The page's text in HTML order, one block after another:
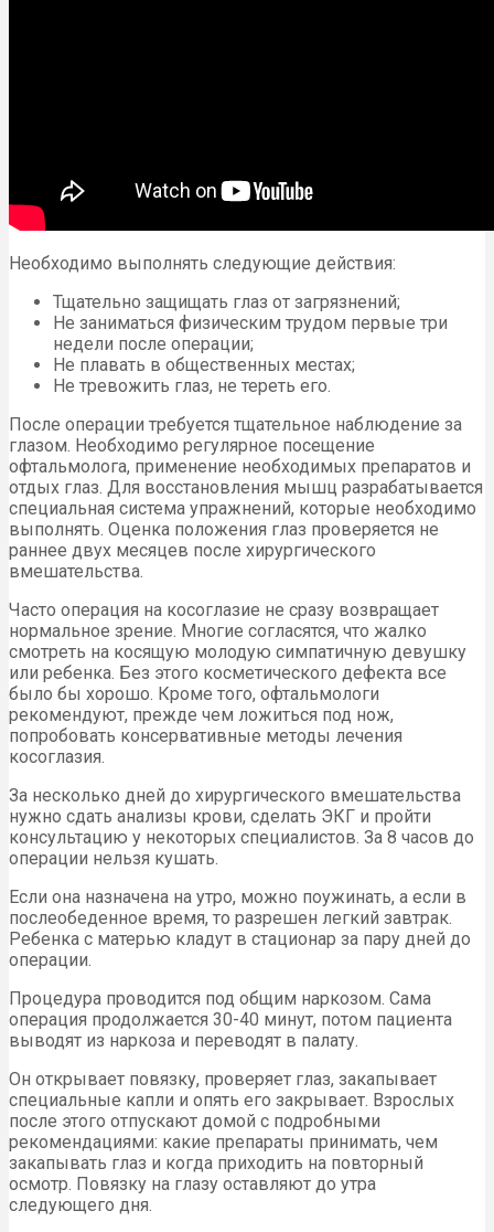
Необходимо выполнять следующие действия:
Тщательно защищать глаз от загрязнений;
Не заниматься физическим трудом первые три
недели после операции;
Не плавать в общественных местах;
Не тревожить глаз, не тереть его.
После операции требуется тщательное наблюдение за
глазом. Необходимо регулярное посещение
офтальмолога, применение необходимых препаратов и
отдых глаз. Для восстановления мышц разрабатывается
специальная система упражнений, которые необходимо
выполнять. Оценка положения глаз проверяется не
раннее двух месяцев после хирургического
вмешательства.
Часто операция на косоглазие не сразу возвращает
нормальное зрение. Многие согласятся, что жалко
смотреть на косящую молодую симпатичную девушку
или ребенка. Без этого косметического дефекта все
было бы хорошо. Кроме того, офтальмологи
рекомендуют, прежде чем ложиться под нож,
попробовать консервативные методы лечения
косоглазия.
За несколько дней до хирургического вмешательства
нужно сдать анализы крови, сделать ЭКГ и пройти
консультацию у некоторых специалистов. За 8 часов до
операции нельзя кушать.
Если она назначена на утро, можно поужинать, а если в
послеобеденное время, то разрешен легкий завтрак.
Ребенка с матерью кладут в стационар за пару дней до
операции.
Процедура проводится под общим наркозом. Сама
операция продолжается 30-40 минут, потом пациента
выводят из наркоза и переводят в палату.
Он открывает повязку, проверяет глаз, закапывает
специальные капли и опять его закрывает. Взрослых
после этого отпускают домой с подробными
рекомендациями: какие препараты принимать, чем
закапывать глаз и когда приходить на повторный
осмотр. Повязку на глазу оставляют до утра
следующего дня.